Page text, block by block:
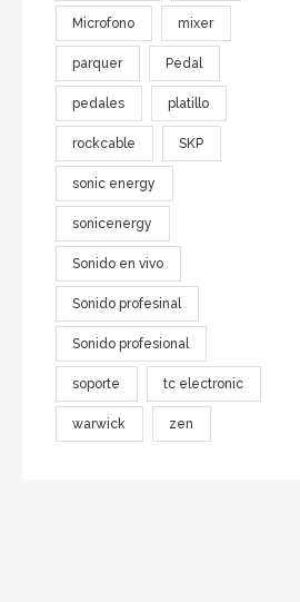
Microfono mixer
parquer Pedal
pedales platillo
rockcable SKP
sonic energy
sonicenergy
Sonido en vivo
Sonido profesinal
Sonido profesional
soporte tc electronic
warwick zen